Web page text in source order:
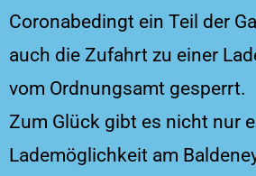
Coronabedingt ein Teil der
auch die Zufahrt zu einer
vom Ordnungsamt gesperrt.
Zum Glück gibt es nicht nur
Lademöglichkeit am